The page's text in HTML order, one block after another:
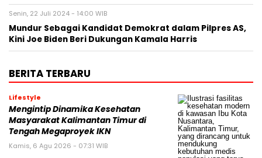
Senin, 22 Juli 2024 - 14:00 WIB
Mundur Sebagai Kandidat Demokrat dalam Pilpres AS,
Kini Joe Biden Beri Dukungan Kamala Harris
BERITA TERBARU
Lifestyle
Mengintip Dinamika Kesehatan
Masyarakat Kalimantan Timur di
Tengah Megaproyek IKN
Kamis, 6 Agu 2026 - 07:31 WIB